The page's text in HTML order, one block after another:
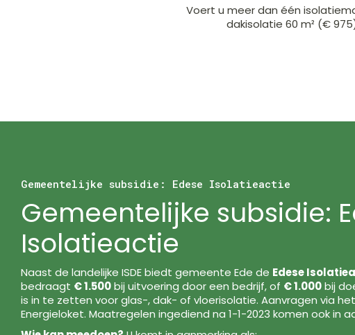
Voert u meer dan één
dakisolatie 60 m² (€
Gemeentelijke subsidie: Edese Isolatieactie
Gemeentelijke subsidie:
Isolatieactie
Naast de landelijke ISDE biedt gemeente Ede de Edese
bedraagt € 1.500bij uitvoering door een bedrijf, of € 1.000bij
is in te zetten voor glas-, dak- of vloerisolatie. Aanvragen via
Energieloket. Maatregelen ingediend na 1-1-2023 komen ook in